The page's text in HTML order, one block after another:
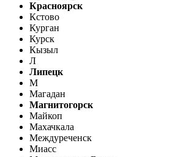
Красноярск
Кстово
Курган
Курск
Кызыл
Л
Липецк
М
Магадан
Магнитогорск
Майкоп
Махачкала
Междуреченск
Миасс